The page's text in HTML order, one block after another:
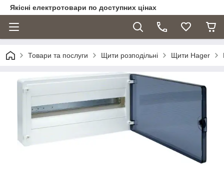
Якісні електротовари по доступних цінах
Товари та послуги Щити розподільні Щити Hager